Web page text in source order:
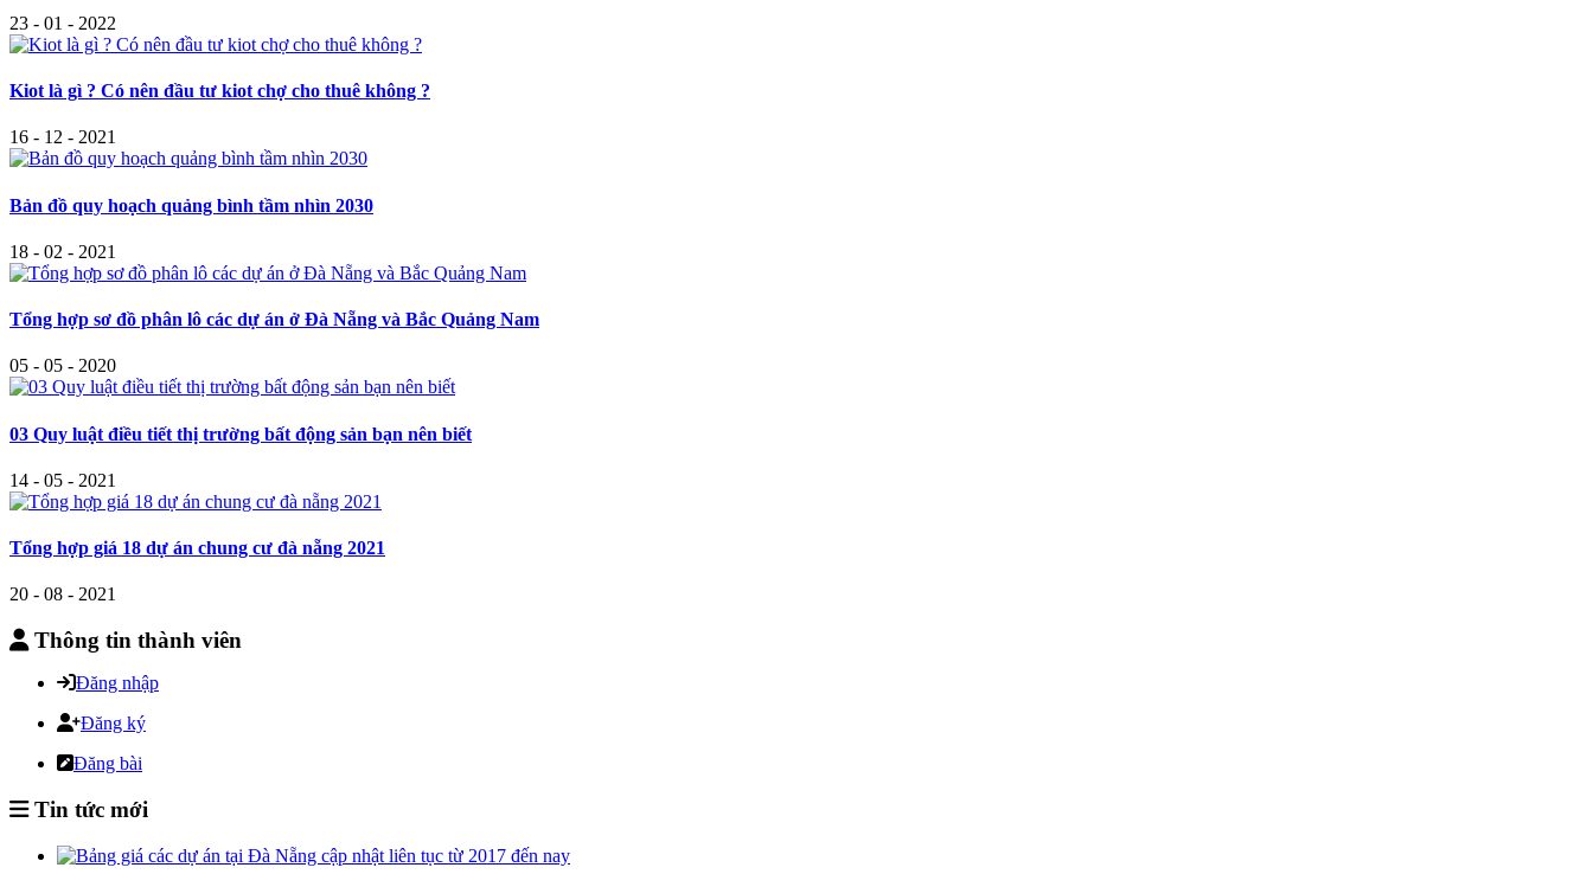
23 - 01 - 2022
Kiot là gì ? Có nên đầu tư kiot chợ cho thuê không ?
16 - 12 - 2021
Bản đồ quy hoạch quảng bình tầm nhìn 2030
18 - 02 - 2021
Tổng hợp sơ đồ phân lô các dự án ở Đà Nẵng và Bắc Quảng Nam
05 - 05 - 2020
03 Quy luật điều tiết thị trường bất động sản bạn nên biết
14 - 05 - 2021
Tổng hợp giá 18 dự án chung cư đà nẵng 2021
20 - 08 - 2021
Thông tin thành viên
Đăng nhập
Đăng ký
Đăng bài
Tin tức mới